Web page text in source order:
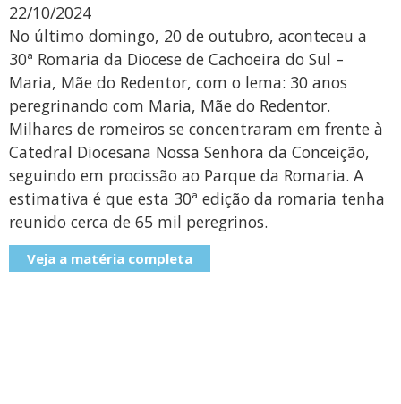
22/10/2024
No último domingo, 20 de outubro, aconteceu a
30ª Romaria da Diocese de Cachoeira do Sul –
Maria, Mãe do Redentor, com o lema: 30 anos
peregrinando com Maria, Mãe do Redentor.
Milhares de romeiros se concentraram em frente à
Catedral Diocesana Nossa Senhora da Conceição,
seguindo em procissão ao Parque da Romaria. A
estimativa é que esta 30ª edição da romaria tenha
reunido cerca de 65 mil peregrinos.
Veja a matéria completa